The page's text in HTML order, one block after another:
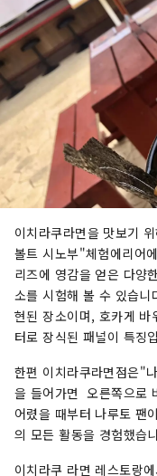
이치라쿠라면을 맛보기
볼트 시노부"체험에리어
리즈에 영감을 얻은 다양
소를 시험해 볼 수 있습니
현된 장소이며, 호카게 바
터로 장식된 패널이 특징
한편 이치라쿠라면점은"
을 들어가면 오른쪽으로
어렸을 때부터 나루토 팬
의 모든 활동을 경험했습
이치라쿠 라면 레스토랑